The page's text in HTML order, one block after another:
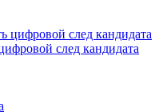
след кандидата